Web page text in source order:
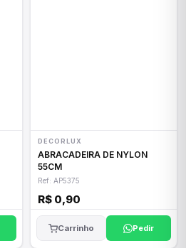
DECORLUX
ABRACADEIRA DE NYLON
55CM
Ref: AP5375
R$ 0,90
Carrinho Pedir